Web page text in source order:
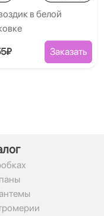
в белой
Заказать